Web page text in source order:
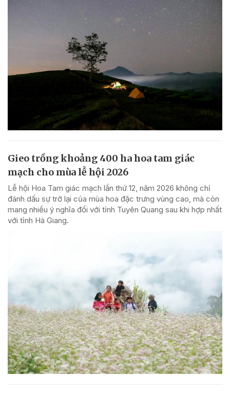
Gieo trồng khoảng 400 ha hoa tam giác
mạch cho mùa lễ hội 2026
Lễ hội Hoa Tam giác mạch lần thứ 12, năm 2026 không chỉ
đánh dấu sự trở lại của mùa hoa đặc trưng vùng cao, mà còn
mang nhiều ý nghĩa đối với tỉnh Tuyên Quang sau khi hợp nhất
với tỉnh Hà Giang.